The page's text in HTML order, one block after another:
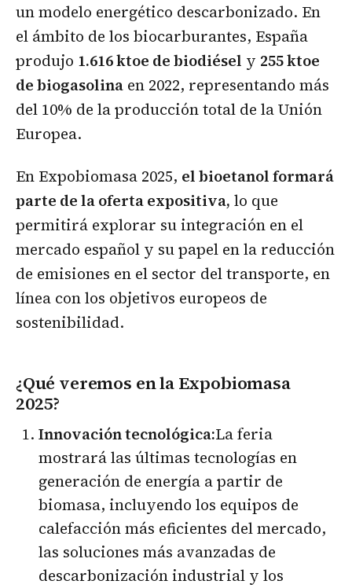
un modelo energético descarbonizado. En
el ámbito de los biocarburantes, España
produjo 1.616 ktoe de biodiésel y 255 ktoe
de biogasolina en 2022, representando más
del 10% de la producción total de la Unión
Europea.
En Expobiomasa 2025, el bioetanol formará
parte de la oferta expositiva, lo que
permitirá explorar su integración en el
mercado español y su papel en la reducción
de emisiones en el sector del transporte, en
línea con los objetivos europeos de
sostenibilidad.
¿Qué veremos en la Expobiomasa
2025?
Innovación tecnológica:La feria
mostrará las últimas tecnologías en
generación de energía a partir de
biomasa, incluyendo los equipos de
calefacción más eficientes del mercado,
las soluciones más avanzadas de
descarbonización industrial y los